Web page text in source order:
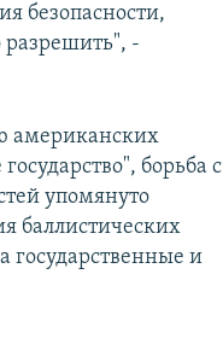
безопасности,
разрешить", -
американских
борьба с
упомянуто
баллистических
государственные и